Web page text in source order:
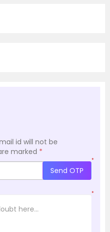
id will not be
marked *
*
Send OTP
*